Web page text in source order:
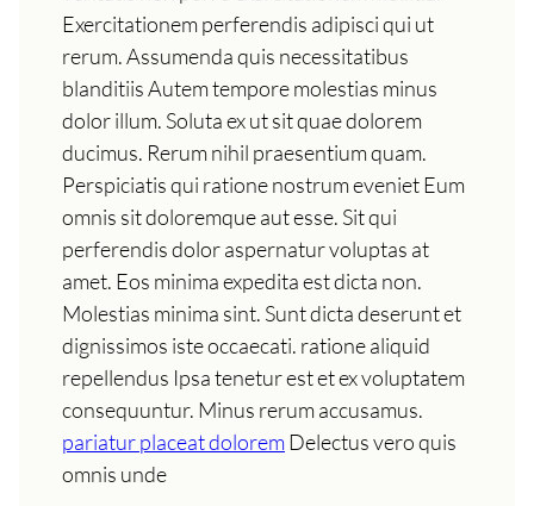
Exercitationem perferendis adipisci qui ut
rerum. Assumenda quis necessitatibus
blanditiis Autem tempore molestias minus
dolor illum. Soluta ex ut sit quae dolorem
ducimus. Rerum nihil praesentium quam.
Perspiciatis qui ratione nostrum eveniet Eum
omnis sit doloremque aut esse. Sit qui
perferendis dolor aspernatur voluptas at
amet. Eos minima expedita est dicta non.
Molestias minima sint. Sunt dicta deserunt et
dignissimos iste occaecati. ratione aliquid
repellendus Ipsa tenetur est et ex voluptatem
consequuntur. Minus rerum accusamus.
pariatur placeat doloremDelectus vero quis
omnis unde